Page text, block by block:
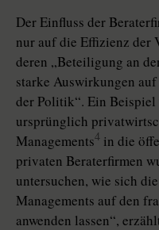
Der Einfluss der
nur auf die Effizienz der
deren „Beteiligung an
starke Auswirkungen
der Politik“. Ein
ursprünglich
Managements4 in die
privaten Beraterfirmen
untersuchen, wie sich
Managements auf den
anwenden lassen“,